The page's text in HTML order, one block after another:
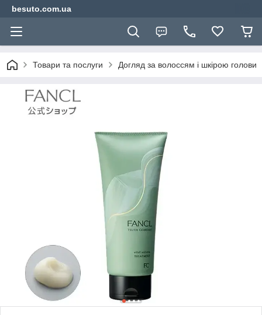
besuto.com.ua
Товари та послуги Догляд за волоссям і шкірою голови